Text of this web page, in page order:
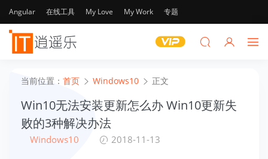
Angular 在线工具 My Love My Work 专题
当前位置： 首页 Windows10 正文
Win10无法安装更新怎么办 Win10更新失
败的3种解决办法
Windows10 2018-11-13